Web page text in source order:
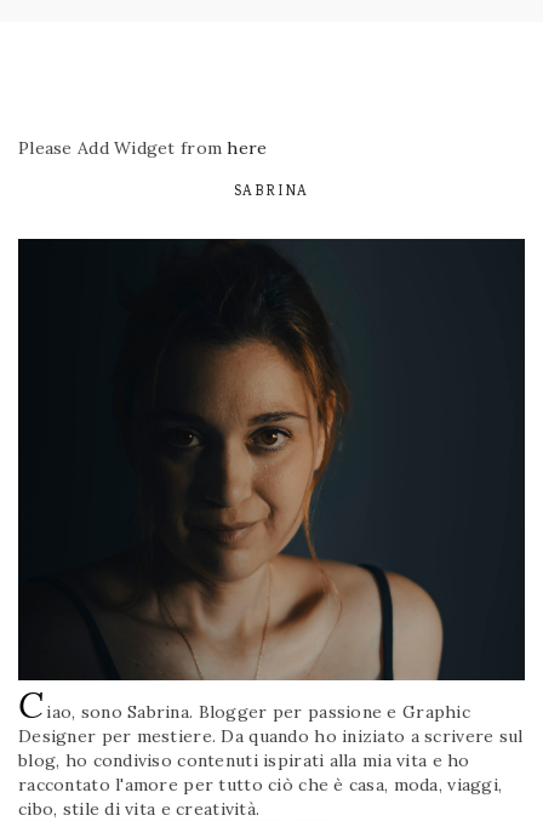
Please Add Widget fromhere
SABRINA
Ciao, sono Sabrina. Blogger per passione e Graphic
Designer per mestiere. Da quando ho iniziato a scrivere sul
blog, ho condiviso contenuti ispirati alla mia vita e ho
raccontato l'amore per tutto ciò che è casa, moda, viaggi,
cibo, stile di vita e creatività.